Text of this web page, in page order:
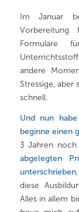
Im Januar
Formulare
andere
Stressige,
schnell.
Und nun
beginne einen
3 Jahren
abgelegten
unterschrieben
diese
Alles in allem